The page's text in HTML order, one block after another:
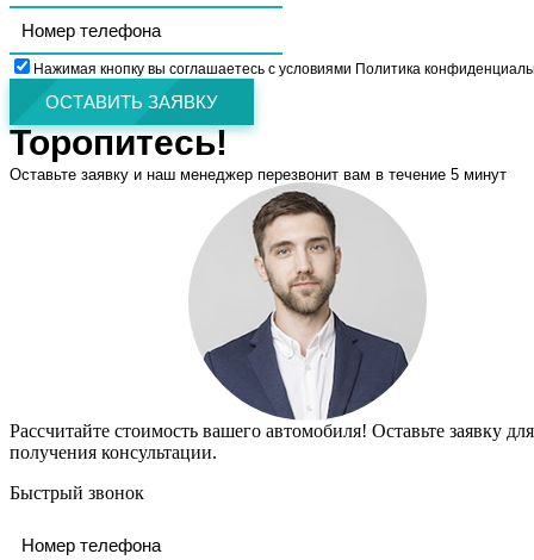
Нажимая кнопку вы соглашаетесь с условиями Политика
ОСТАВИТЬ ЗАЯВКУ
Торопитесь!
Оставьте заявку и наш менеджер перезвонит вам в течение 5 минут
Рассчитайте стоимость вашего автомобиля! Оставьте заявку для
получения консультации.
Быстрый звонок